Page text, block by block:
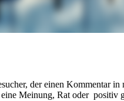
der einen Kommentar
Meinung, Rat oder positiv